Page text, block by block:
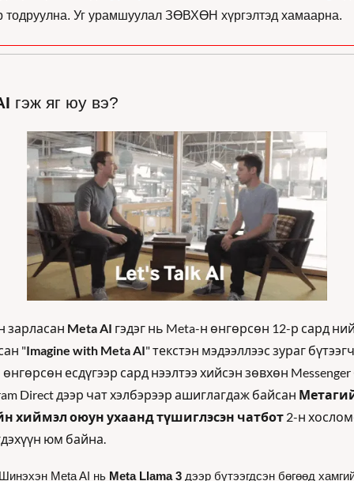
тодруулна. Уг урамшуулал ЗӨВХӨН хүргэлтэд хамаарна.
гэж яг юу вэ?
зарласан Meta AI гэдэг нь Meta-н өнгөрсөн 12-р сард
"Imagine with Meta AI" текстэн мэдээллээс зураг бүтээгч
есдүгээр сард нээлтээ хийсэн зөвхөн
Direct дээр чат хэлбэрээр ашиглагдаж байсан
хиймэл оюун ухаанд түшиглэсэн чатбот 2-н
юм байна.
Meta AI нь Meta Llama 3 дээр бүтээгдсэн бөгөөд